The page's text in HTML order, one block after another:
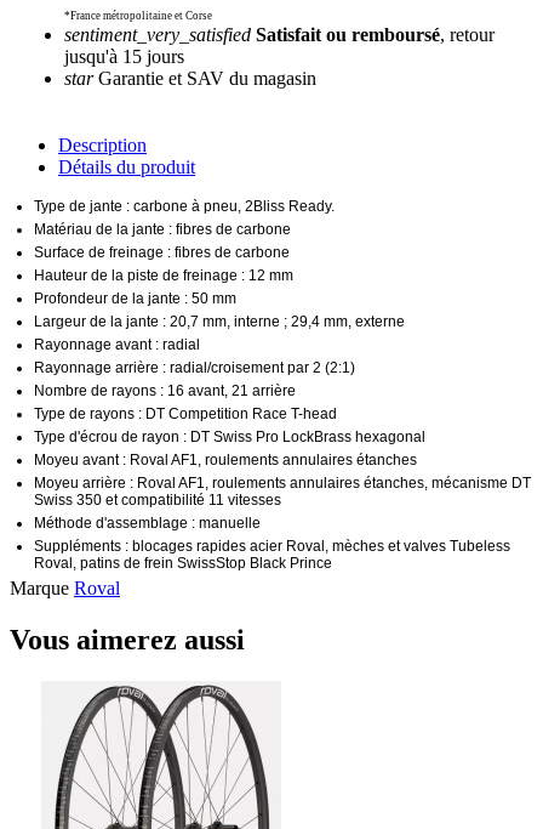
*France métropolitaine et Corse
sentiment_very_satisfied Satisfait ou remboursé, retour
jusqu'à 15 jours
starGarantie et SAV du magasin
Description
Détails du produit
Type de jante : carbone à pneu, 2Bliss Ready.
Matériau de la jante : fibres de carbone
Surface de freinage : fibres de carbone
Hauteur de la piste de freinage : 12 mm
Profondeur de la jante : 50 mm
Largeur de la jante : 20,7 mm, interne ; 29,4 mm, externe
Rayonnage avant : radial
Rayonnage arrière : radial/croisement par 2 (2:1)
Nombre de rayons : 16 avant, 21 arrière
Type de rayons : DT Competition Race T-head
Type d'écrou de rayon : DT Swiss Pro LockBrass hexagonal
Moyeu avant : Roval AF1, roulements annulaires étanches
Moyeu arrière : Roval AF1, roulements annulaires étanches, mécanisme DT
Swiss 350 et compatibilité 11 vitesses
Méthode d'assemblage : manuelle
Suppléments : blocages rapides acier Roval, mèches et valves Tubeless
Roval, patins de frein SwissStop Black Prince
Marque Roval
Vous aimerez aussi